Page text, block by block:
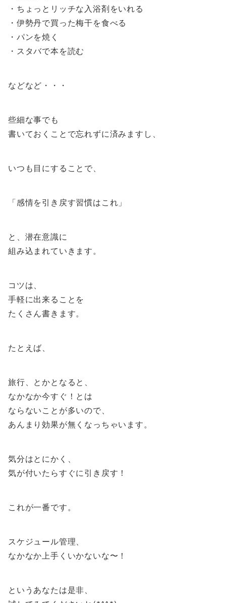
・ちょっとリッチな入浴剤をいれる
・伊勢丹で買った梅干を食べる
・パンを焼く
・スタバで本を読む
などなど・・・
些細な事でも
書いておくことで忘れずに済みますし、
いつも目にすることで、
「感情を引き戻す習慣はこれ」
と、潜在意識に
組み込まれていきます。
コツは、
手軽に出来ることを
たくさん書きます。
たとえば、
旅行、とかとなると、
なかなか今すぐ！とは
ならないことが多いので、
あんまり効果が無くなっちゃいます。
気分はとにかく、
気が付いたらすぐに引き戻す！
これが一番です。
スケジュール管理、
なかなか上手くいかないな〜！
というあなたは是非、